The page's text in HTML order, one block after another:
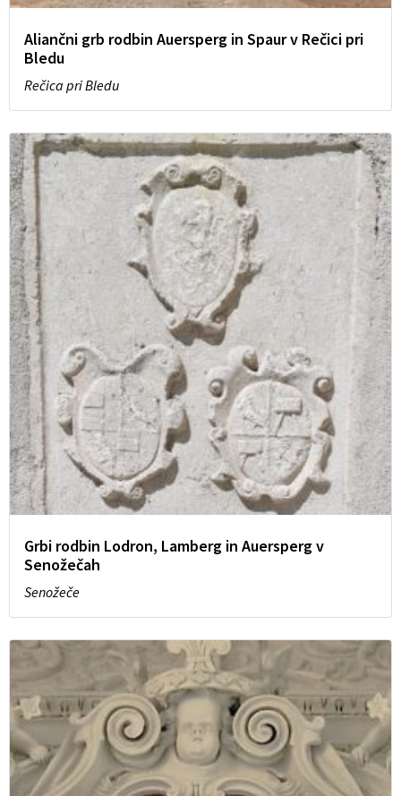
Aliančni grb rodbin Auersperg in Spaur v Rečici pri
Bledu
Rečica pri Bledu
Grbi rodbin Lodron, Lamberg in Auersperg v
Senožečah
Senožeče